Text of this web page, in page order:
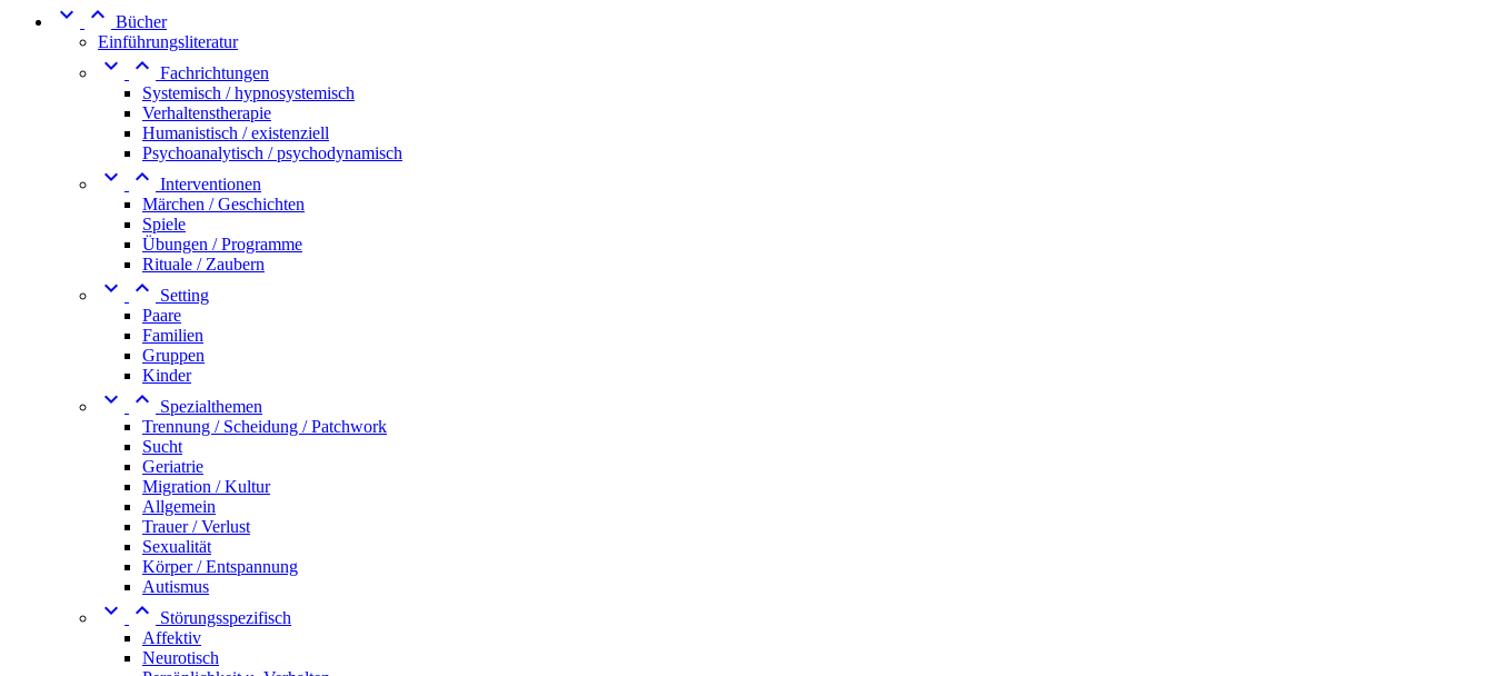
  Bücher
Einführungsliteratur
  Fachrichtungen
Systemisch / hypnosystemisch
Verhaltenstherapie
Humanistisch / existenziell
Psychoanalytisch / psychodynamisch
  Interventionen
Märchen / Geschichten
Spiele
Übungen / Programme
Rituale / Zaubern
 
Setting
Paare
Familien
Gruppen
Kinder
 
Spezialthemen
Trennung / Scheidung / Patchwork
Sucht
Geriatrie
Migration / Kultur
Allgemein
Trauer / Verlust
Sexualität
Körper / Entspannung
Autismus
 
Störungsspezifisch
Affektiv
Neurotisch